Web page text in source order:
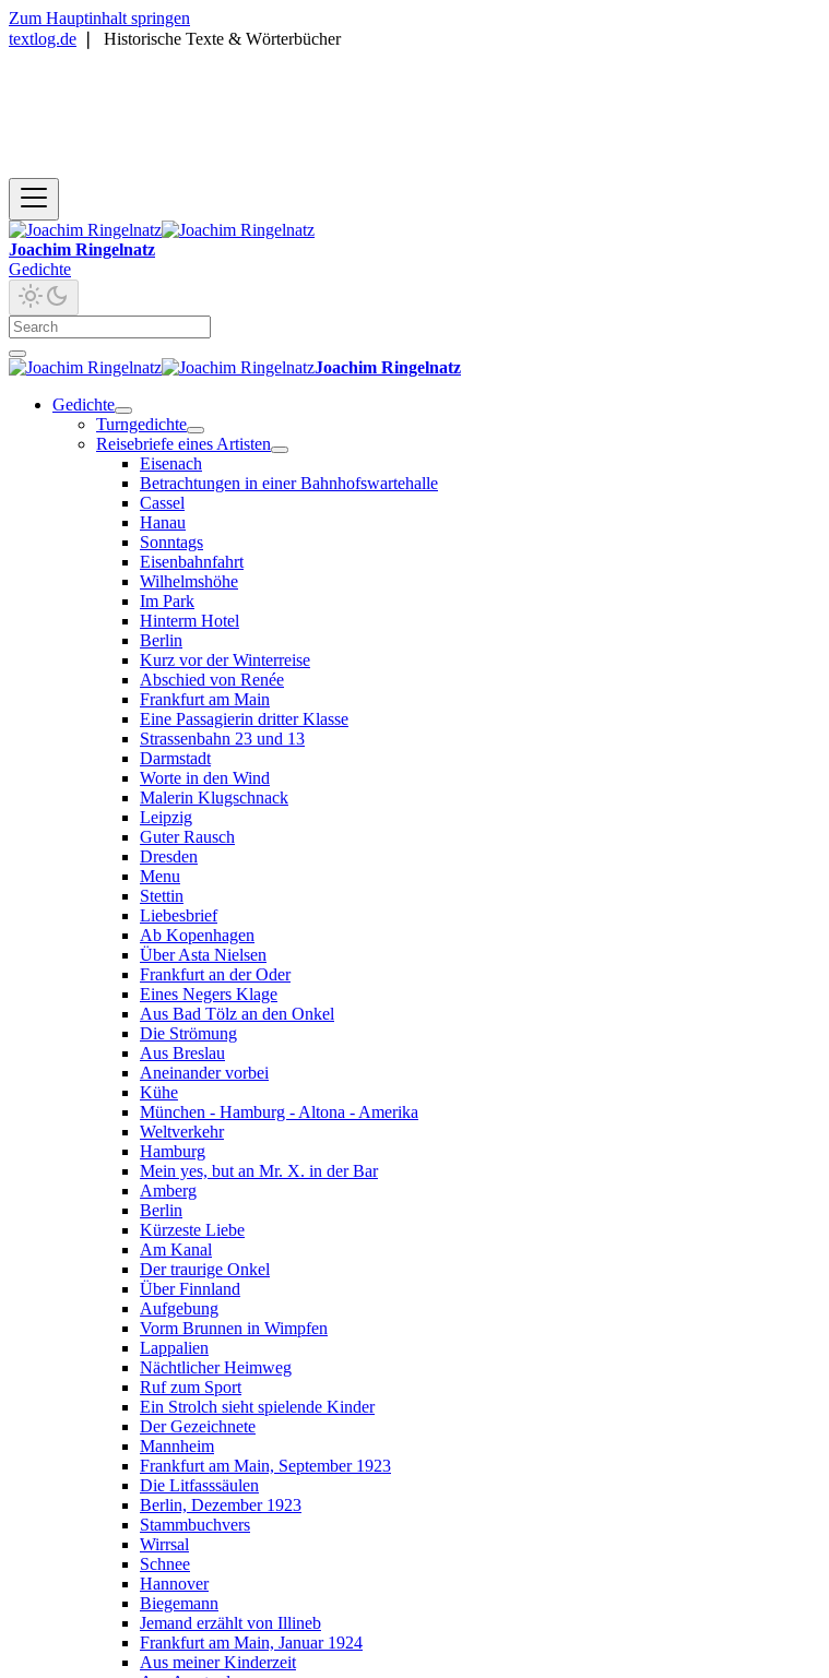
Zum Hauptinhalt springen
textlog.de
Historische Texte & Wörterbücher
Joachim Ringelnatz
Gedichte
Joachim Ringelnatz
Gedichte
Turngedichte
Reisebriefe eines Artisten
Eisenach
Betrachtungen in einer Bahnhofswartehalle
Cassel
Hanau
Sonntags
Eisenbahnfahrt
Wilhelmshöhe
Im Park
Hinterm Hotel
Berlin
Kurz vor der Winterreise
Abschied von Renée
Frankfurt am Main
Eine Passagierin dritter Klasse
Strassenbahn 23 und 13
Darmstadt
Worte in den Wind
Malerin Klugschnack
Leipzig
Guter Rausch
Dresden
Menu
Stettin
Liebesbrief
Ab Kopenhagen
Über Asta Nielsen
Frankfurt an der Oder
Eines Negers Klage
Aus Bad Tölz an den Onkel
Die Strömung
Aus Breslau
Aneinander vorbei
Kühe
München - Hamburg - Altona - Amerika
Weltverkehr
Hamburg
Mein yes, but an Mr. X. in der Bar
Amberg
Berlin
Kürzeste Liebe
Am Kanal
Der traurige Onkel
Über Finnland
Aufgebung
Vorm Brunnen in Wimpfen
Lappalien
Nächtlicher Heimweg
Ruf zum Sport
Ein Strolch sieht spielende Kinder
Der Gezeichnete
Mannheim
Frankfurt am Main, September 1923
Die Litfasssäulen
Berlin, Dezember 1923
Stammbuchvers
Wirrsal
Schnee
Hannover
Biegemann
Jemand erzählt von Illineb
Frankfurt am Main, Januar 1924
Aus meiner Kinderzeit